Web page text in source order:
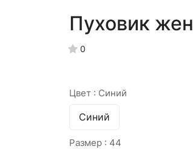
Пуховик
0
Цвет : Синий
Синий
Размер : 44